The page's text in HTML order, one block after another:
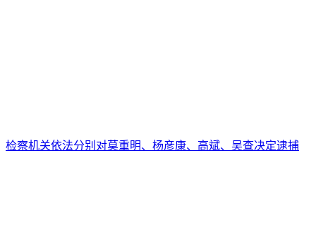
检察机关依法分别对莫重明、杨彦康、高斌、吴查决定逮捕